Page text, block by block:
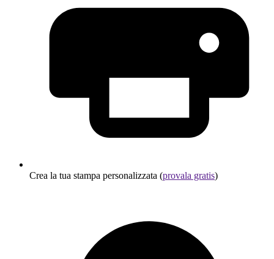
Crea la tua stampa personalizzata (provala gratis)